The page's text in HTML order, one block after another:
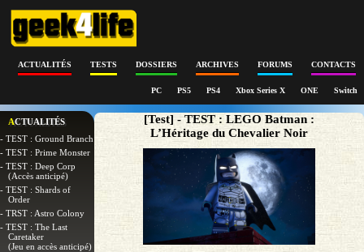
ACTUALITÉS TESTS DOSSIERS ARCHIVES FORUMS CONTACTS
PC PS5 PS4 Xbox Series X ONE Switch
ACTUALITÉS
- TEST : Ground Branch
- TEST : Prime Monster
- TEST : Deep Corp
(Accès anticipé)
- TEST : Shards of
Order
- TRST : Astro Colony
- TEST : The Last
Caretaker
(Jeu en accès anticipé)
[Test] - TEST : LEGO Batman :
L’Héritage du Chevalier Noir